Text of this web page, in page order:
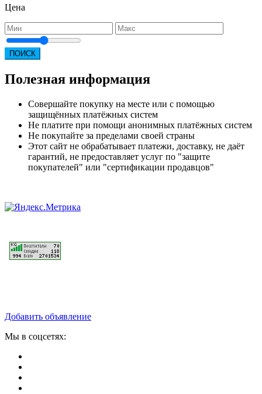
Цена
ПОИСК
Полезная информация
Совершайте покупку на месте или с помощью
защищённых платёжных систем
Не платите при помощи анонимных платёжных систем
Не покупайте за пределами своей страны
Этот сайт не обрабатывает платежи, доставку, не даёт
гарантий, не предоставляет услуг по "защите
покупателей" или "сертификации продавцов"
Добавить объявление
Мы в соцсетях: